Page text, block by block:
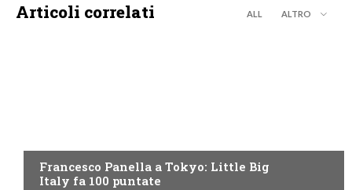
Articoli correlati ALL ALTRO
Francesco Panella a Tokyo: Little Big
Italy fa 100 puntate